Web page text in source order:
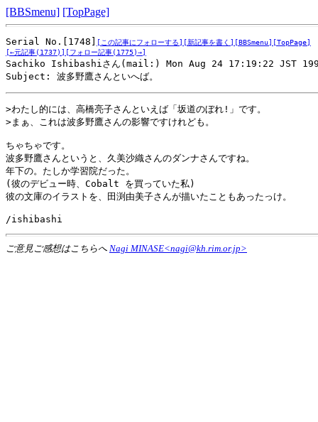
[BBSmenu] [TopPage]
Serial No.[1748] [この記事にフォローする] [新記事を書く] [BBSmenu] [TopPage]
[←元記事(1737)] [フォロー記事(1775)→]
Sachiko Ishibashiさん(mail:) Mon Aug 24 17:19:22 JST
Subject: 波多野鷹さんといへば。
>わたし的には、高橋亮子さんといえば「坂道のぼれ!」です。
>まぁ、これは波多野鷹さんの影響ですけれども。
ちゃちゃです。
波多野鷹さんというと、久美沙織さんのダンナさんですね。
年下の。たしか学習院だった。
(彼のデビュー時、Cobalt を買っていた私)
彼の文庫のイラストを、田渕由美子さんが描いたこともあったっけ。
/ishibashi
ご意見ご感想はこちらへ Nagi MINASE<nagi@kh.rim.or.jp>